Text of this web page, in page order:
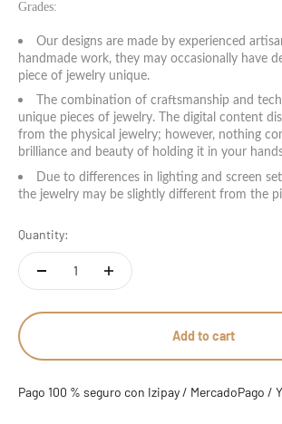
14 estándar - 7 americana
15 estándar
16 estándar
17 estándar - 8 americana
19 estándar
22 estándar - 10 americana
Grades:
Our designs are made by experienced
handmade work, they may occasionally have
piece of jewelry unique.
The combination of craftsmanship and
unique pieces of jewelry. The digital content
from the physical jewelry; however, nothing
brilliance and beauty of holding it in your
Due to differences in lighting and screen
the jewelry may be slightly different from the
Quantity:
Add to cart
Pago 100 % seguro con Izipay / MercadoPago /